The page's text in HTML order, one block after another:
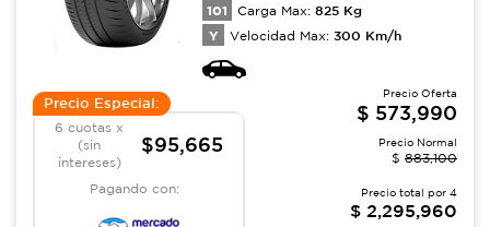
101 Carga Max: 825 Kg
Y Velocidad Max: 300 Km/h
Precio Especial:
6 cuotas x
(sin
intereses)
$95,665
Pagando con:
Precio Oferta
$ 573,990
Precio Normal
$ 883,100
Precio total por 4
$ 2,295,960